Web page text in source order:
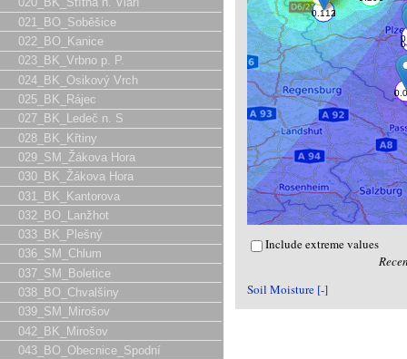
021_BO_Soběšice
022_BO_Kanice
023_BK_Vrbno p. P.
024_BK_Osikový Vrch
025_BK_Rájec
027_BK_Ledeč n. S
028_BK_Křtiny
029_SM_Žákova Hora
030_BK_Žákova Hora
031_BK_Kantorova
032_BO_Lanžhot
033_BK_Plešný
036_SM_Chlum
037_SM_Boletice
038_BO_Chvalšiny
039_SM_Mirošov
042_BK_Mirošov
043_BO_Obecnice_Spodní
Include extreme values
Soil Moisture [-]